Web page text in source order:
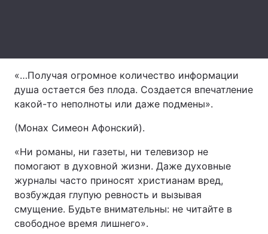
«…Получая огромное количество информации
душа остается без плода. Создается впечатление
какой-то неполноты или даже подмены».
(Монах Симеон Афонский).
«Ни романы, ни газеты, ни телевизор не
помогают в духовной жизни. Даже духовные
журналы часто приносят христианам вред,
возбуждая глупую ревность и вызывая
смущение. Будьте внимательны: не читайте в
свободное время лишнего».